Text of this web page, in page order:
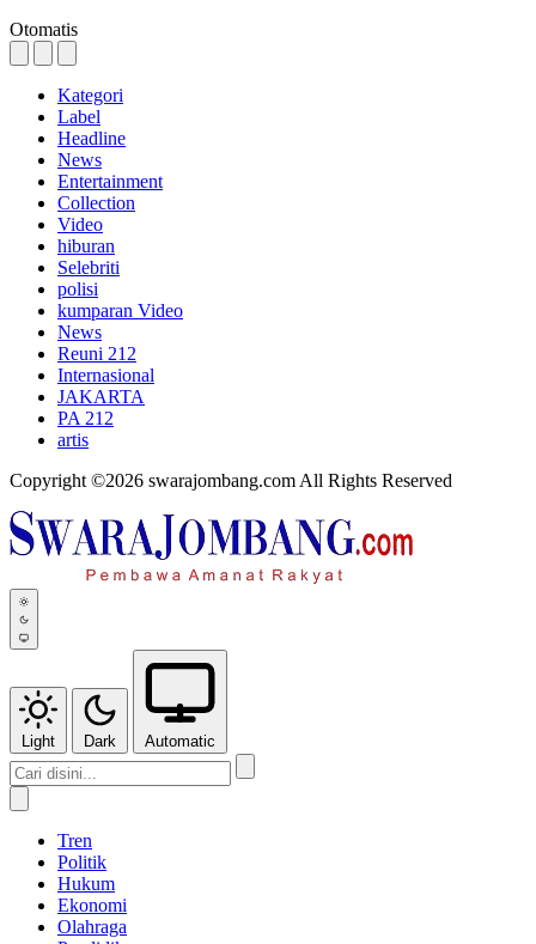
Otomatis
Kategori
Label
Headline
News
Entertainment
Collection
Video
hiburan
Selebriti
polisi
kumparan Video
News
Reuni 212
Internasional
JAKARTA
PA 212
artis
Copyright ©2026 swarajombang.com All Rights Reserved
Light Dark Automatic
Tren
Politik
Hukum
Ekonomi
Olahraga